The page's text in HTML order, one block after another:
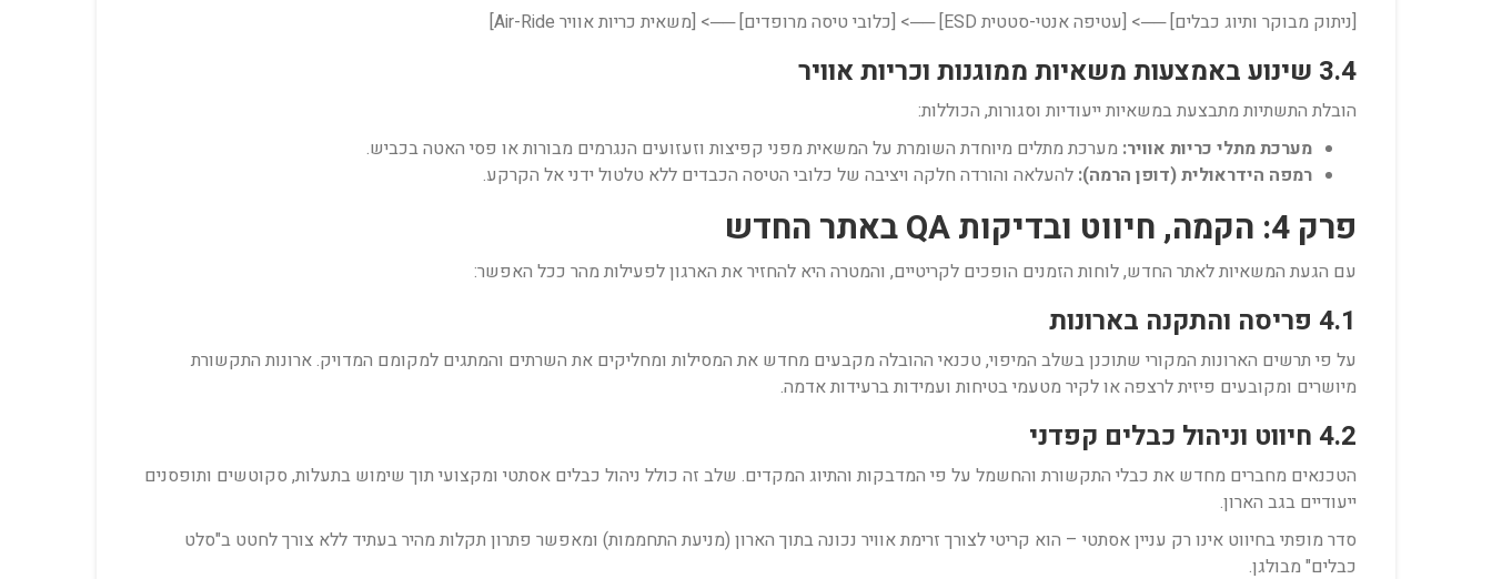
[ניתוק מבוקר ותיוג כבלים] ──> [עטיפה אנטי-סטטית ESD] ──> [כלובי טיסה מרופדים] ──> [משאית כריות אוויר Air-Ride]
3.4 שינוע באמצעות משאיות ממוגנות וכריות אוויר
הובלת התשתיות מתבצעת במשאיות ייעודיות וסגורות, הכוללות:
מערכת מתלי כריות אוויר: מערכת מתלים מיוחדת השומרת על המשאית מפני קפיצות וזעזועים הנגרמים מבורות או פסי האטה בכביש.
רמפה הידראולית (דופן הרמה): להעלאה והורדה חלקה ויציבה של כלובי הטיסה הכבדים ללא טלטול ידני אל הקרקע.
פרק 4: הקמה, חיווט ובדיקות QA באתר החדש
עם הגעת המשאיות לאתר החדש, לוחות הזמנים הופכים לקריטיים, והמטרה היא להחזיר את הארגון לפעילות מהר ככל האפשר:
4.1 פריסה והתקנה בארונות
על פי תרשים הארונות המקורי שתוכנן בשלב המיפוי, טכנאי ההובלה מקבעים מחדש את המסילות ומחליקים את השרתים והמתגים למקומם המדויק. ארונות התקשורת
מיושרים ומקובעים פיזית לרצפה או לקיר מטעמי בטיחות ועמידות ברעידות אדמה.
4.2 חיווט וניהול כבלים קפדני
הטכנאים מחברים מחדש את כבלי התקשורת והחשמל על פי המדבקות והתיוג המקדים. שלב זה כולל ניהול כבלים אסתטי ומקצועי תוך שימוש בתעלות, סקוטשים ותופסנים
ייעודיים בגב הארון.
סדר מופתי בחיווט אינו רק עניין אסתטי – הוא קריטי לצורך זרימת אוויר נכונה בתוך הארון (מניעת התחממות) ומאפשר פתרון תקלות מהיר בעתיד ללא צורך לחטט ב"סלט
כבלים" מבולגן.